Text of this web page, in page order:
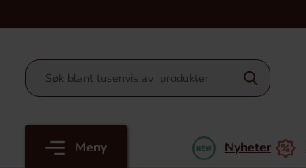
Meny Nyheter